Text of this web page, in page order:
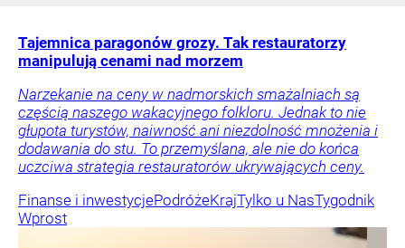
Tajemnica paragonów grozy. Tak restauratorzy
manipulują cenami nad morzem
Narzekanie na ceny w nadmorskich smażalniach są
częścią naszego wakacyjnego folkloru. Jednak to nie
głupota turystów, naiwność ani niezdolność mnożenia i
dodawania do stu. To przemyślana, ale nie do końca
uczciwa strategia restauratorów ukrywających ceny.
Finanse i inwestycjePodróżeKrajTylko u NasTygodnik
Wprost